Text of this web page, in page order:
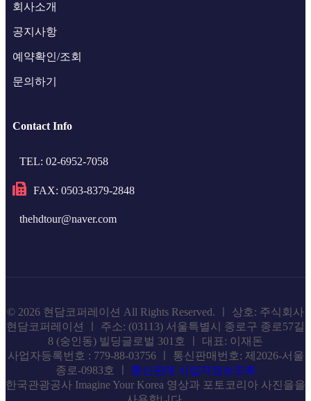
회사소개
공지사항
예약확인/조회
문의하기
Contact Info
TEL: 02-6952-7058
FAX: 0503-8379-2848
thehdtour@naver.com
© 2026 현담코퍼레이션 All Rights Reserved. ㅣ 상호: 주식회사
현담코퍼레이션 ㅣ 주소: (03113) 서울특별시 종로구 종로57길
8 (숭인동) 빌딩글로벌 301호 ㅣ 대표: 이재돈
사업자등록번호 : 779-88-03756 ㅣ 통신판매번호: 제2026-서울
종로-0983호 ㅣ 통신판매 사업자정보조회
한국관광공사 Imagine Your Korea 영상과 포토코리아 사진을을